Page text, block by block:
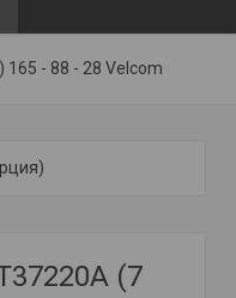
165 - 88 - 28 Velcom
(7